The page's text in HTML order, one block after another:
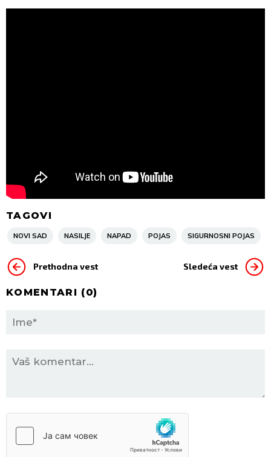
TAGOVI
NOVI SAD NASILJE NAPAD POJAS SIGURNOSNI POJAS
Prethodna vest Sledeća vest
KOMENTARI (0)